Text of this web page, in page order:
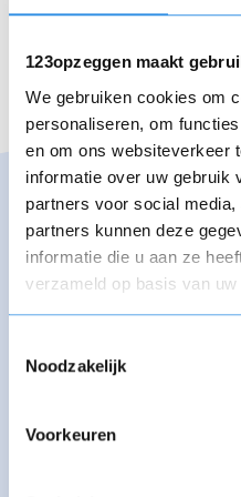
123opzeggen maakt
We gebruiken cookies om
personaliseren, om
en om ons websiteverkeer
informatie over uw gebruik
partners voor social
partners kunnen deze
informatie die u aan ze
verzameld op basis van
Noodzakelijk
Voorkeuren
* = verplichte velden
Assootheek
Assootheek staat
focus op snelle service
communicatie. Heb je
andere verzekeraar?